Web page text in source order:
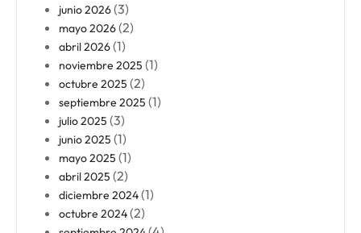
junio 2026(3)
mayo 2026(2)
abril 2026(1)
noviembre 2025 (1)
octubre 2025 (2)
septiembre 2025 (1)
julio 2025 (3)
junio 2025 (1)
mayo 2025 (1)
abril 2025 (2)
diciembre 2024(1)
octubre 2024(2)